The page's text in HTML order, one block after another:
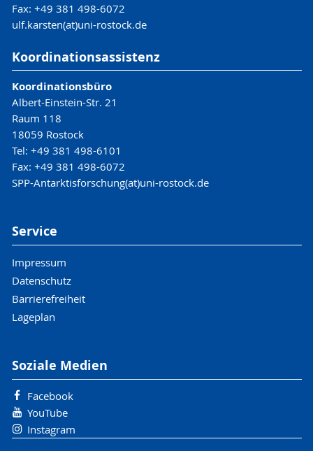
Fax: +49 381 498-6072
ulf.karsten(at)uni-rostock.de
Koordinationsassistenz
Koordinationsbüro
Albert-Einstein-Str. 21
Raum 118
18059 Rostock
Tel: +49 381 498-6101
Fax: +49 381 498-6072
SPP-Antarktisforschung(at)uni-rostock.de
Service
Impressum
Datenschutz
Barrierefreiheit
Lageplan
Soziale Medien
Facebook
YouTube
Instagram